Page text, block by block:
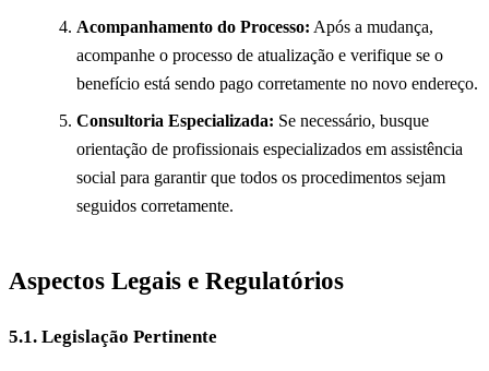
Acompanhamento do Processo: Após a mudança,
acompanhe o processo de atualização e verifique se o
benefício está sendo pago corretamente no novo endereço.
Consultoria Especializada: Se necessário, busque
orientação de profissionais especializados em assistência
social para garantir que todos os procedimentos sejam
seguidos corretamente.
Aspectos Legais e Regulatórios
5.1. Legislação Pertinente